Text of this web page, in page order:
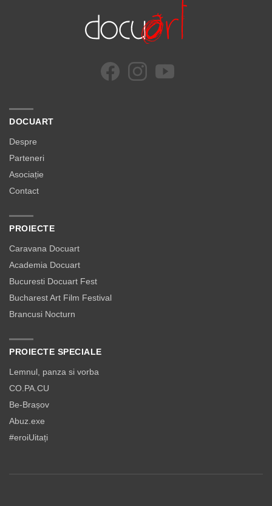
DOCUART
Despre
Parteneri
Asociație
Contact
PROIECTE
Caravana Docuart
Academia Docuart
Bucuresti Docuart Fest
Bucharest Art Film Festival
Brancusi Nocturn
PROIECTE SPECIALE
Lemnul, panza si vorba
CO.PA.CU
Be-Brașov
Abuz.exe
#eroiUitați